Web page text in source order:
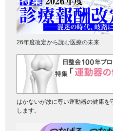
26年度改定から読む医療の未来
はかないが故に尊い運動器の健康を
します。